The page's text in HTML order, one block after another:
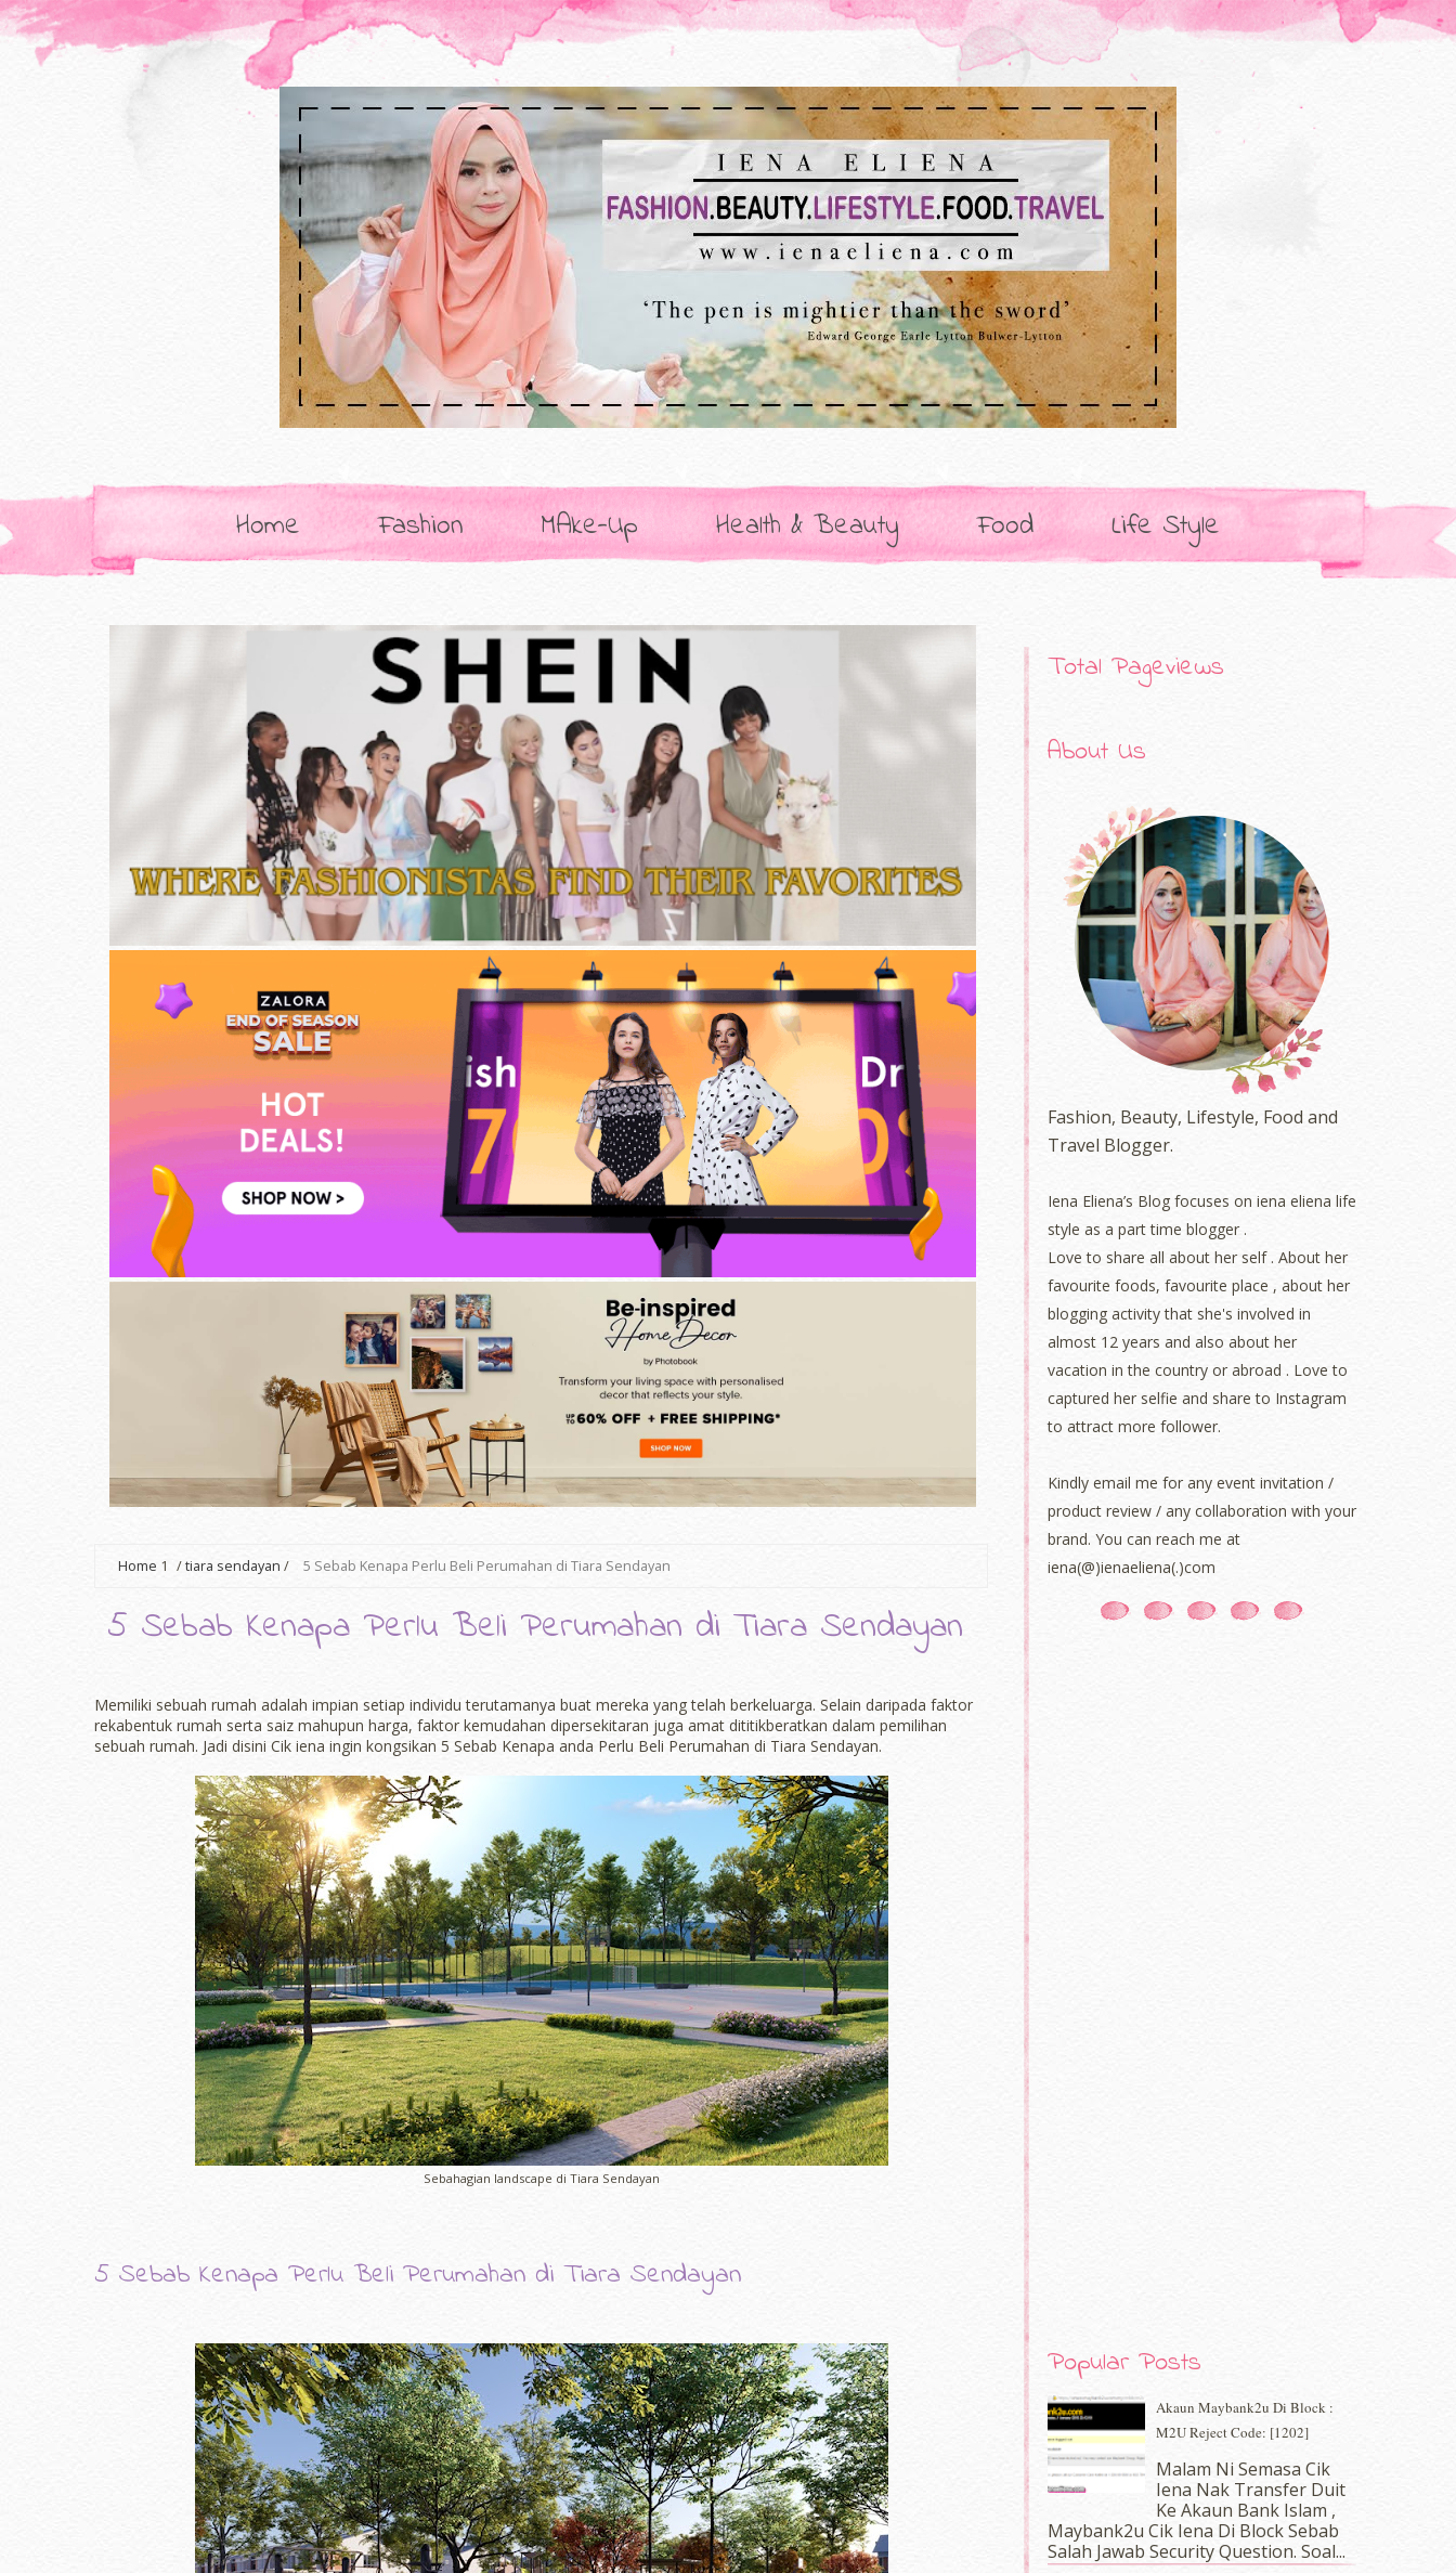
Home Fashion MAke-Up Health & Beauty Food Life Style
Home 1 /tiara sendayan / 5 Sebab Kenapa Perlu Beli Perumahan di Tiara Sendayan
5 Sebab Kenapa Perlu Beli Perumahan di Tiara Sendayan
Memiliki sebuah rumah adalah impian setiap individu terutamanya buat mereka yang telah berkeluarga. Selain daripada faktor
rekabentuk rumah serta saiz mahupun harga, faktor kemudahan dipersekitaran juga amat dititikberatkan dalam pemilihan
sebuah rumah. Jadi disini Cik iena ingin kongsikan 5 Sebab Kenapa anda Perlu Beli Perumahan di Tiara Sendayan.
Sebahagian landscape di Tiara Sendayan
5 Sebab Kenapa Perlu Beli Perumahan di Tiara Sendayan
Total Pageviews
About Us
Fashion, Beauty, Lifestyle, Food and
Travel Blogger.
Iena Eliena’s Blog focuses on iena eliena life
style as a part time blogger .
Love to share all about her self . About her
favourite foods, favourite place , about her
blogging activity that she's involved in
almost 12 years and also about her
vacation in the country or abroad . Love to
captured her selfie and share to Instagram
to attract more follower.
Kindly email me for any event invitation /
product review / any collaboration with your
brand. You can reach me at
iena(@)ienaeliena(.)com
Popular Posts
Akaun Maybank2u Di Block :
M2U Reject Code: [1202]
Malam Ni Semasa Cik
Iena Nak Transfer Duit
Ke Akaun Bank Islam ,
Maybank2u Cik Iena Di Block Sebab
Salah Jawab Security Question. Soal...